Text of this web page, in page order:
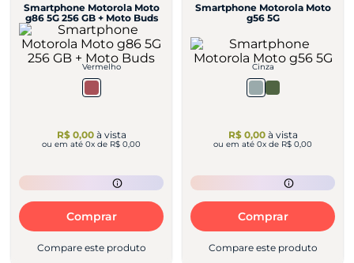
Smartphone Motorola Moto
g86 5G 256 GB + Moto Buds
Vermelho
R$ 0,00à vista
ou em até 0x de R$ 0,00
Comprar
Compare este produto
Smartphone Motorola Moto
g56 5G
Cinza
R$ 0,00à vista
ou em até 0x de R$ 0,00
Comprar
Compare este produto